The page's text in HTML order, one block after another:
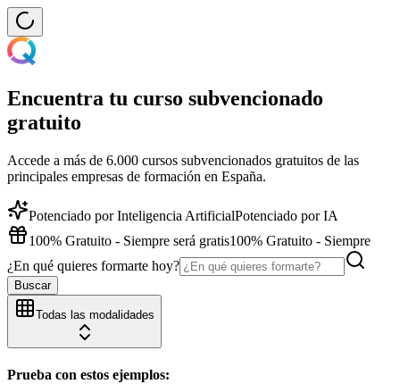
Encuentra tu curso subvencionado
gratuito
Accede a más de 6.000 cursos subvencionados gratuitos de las
principales empresas de formación en España.
Potenciado por Inteligencia ArtificialPotenciado por IA
100% Gratuito - Siempre será gratis100% Gratuito - Siempre
¿En qué quieres formarte hoy?
Buscar
Todas las modalidades
Prueba con estos ejemplos: